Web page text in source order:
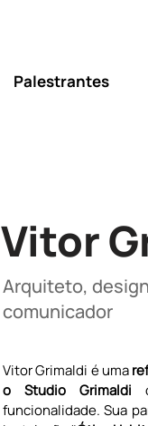
Palestrantes
Vitor
Arquiteto,
comunicador
Vitor Grimaldi é uma
o Studio Grimaldi
funcionalidade. Sua